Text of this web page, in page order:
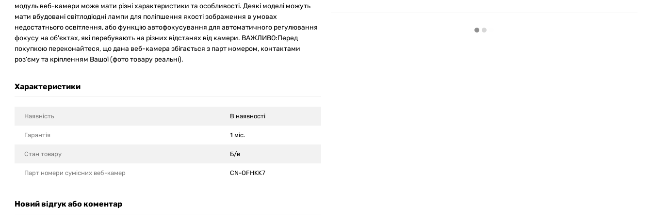
модуль веб-камери може мати різні характеристики та особливості. Деякі моделі можуть
мати вбудовані світлодіодні лампи для поліпшення якості зображення в умовах
недостатнього освітлення, або функцію автофокусування для автоматичного регулювання
фокусу на об'єктах, які перебувають на різних відстанях від камери. ВАЖЛИВО:Перед
покупкою переконайтеся, що дана веб-камера збігається з парт номером, контактами
роз’єму та кріпленням Вашої (фото товару реальні).
Характеристики
Наявність В наявності
Гарантія 1 міс.
Стан товару Б/в
Парт номери сумісних веб-камер CN-OFHKK7
Новий відгук або коментар